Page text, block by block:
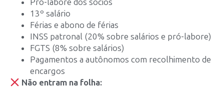
Pró-labore dos sócios
13º salário
Férias e abono de férias
INSS patronal (20% sobre salários e pró-labore)
FGTS (8% sobre salários)
Pagamentos a autônomos com recolhimento de
encargos
Não entram na folha: